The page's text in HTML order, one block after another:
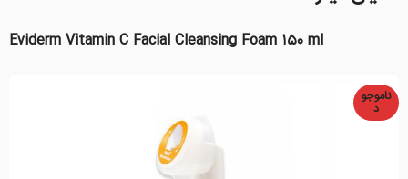
Eviderm Vitamin C Facial Cleansing Foam 150 ml
ناموجو
د